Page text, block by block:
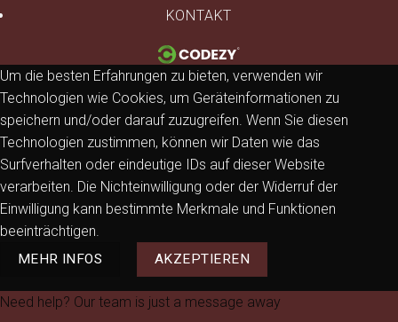
KONTAKT
Um die besten Erfahrungen zu bieten, verwenden wir
Technologien wie Cookies, um Geräteinformationen zu
speichern und/oder darauf zuzugreifen. Wenn Sie diesen
Technologien zustimmen, können wir Daten wie das
Surfverhalten oder eindeutige IDs auf dieser Website
verarbeiten. Die Nichteinwilligung oder der Widerruf der
Einwilligung kann bestimmte Merkmale und Funktionen
beeinträchtigen.
MEHR INFOS AKZEPTIEREN
Need help? Our team is just a message away